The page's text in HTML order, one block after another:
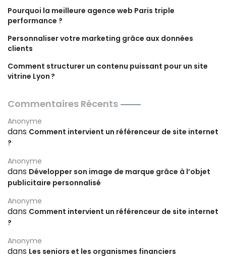
Pourquoi la meilleure agence web Paris triple
performance ?
Personnaliser votre marketing grâce aux données
clients
Comment structurer un contenu puissant pour un site
vitrine Lyon ?
Commentaires Récents
Anonyme
dans Comment intervient un référenceur de site internet
?
Anonyme
dans Développer son image de marque grâce à l’objet
publicitaire personnalisé
Anonyme
dans Comment intervient un référenceur de site internet
?
Anonyme
dans Les seniors et les organismes financiers